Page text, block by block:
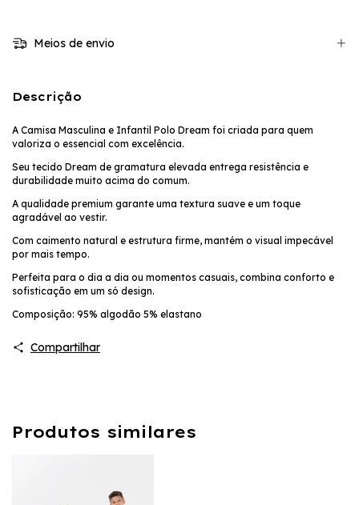
Meios de envio
Descrição
A Camisa Masculina e Infantil Polo Dream foi criada para quem
valoriza o essencial com excelência.
Seu tecido Dream de gramatura elevada entrega resistência e
durabilidade muito acima do comum.
A qualidade premium garante uma textura suave e um toque
agradável ao vestir.
Com caimento natural e estrutura firme, mantém o visual impecável
por mais tempo.
Perfeita para o dia a dia ou momentos casuais, combina conforto e
sofisticação em um só design.
Composição: 95% algodão 5% elastano
Compartilhar
Produtos similares